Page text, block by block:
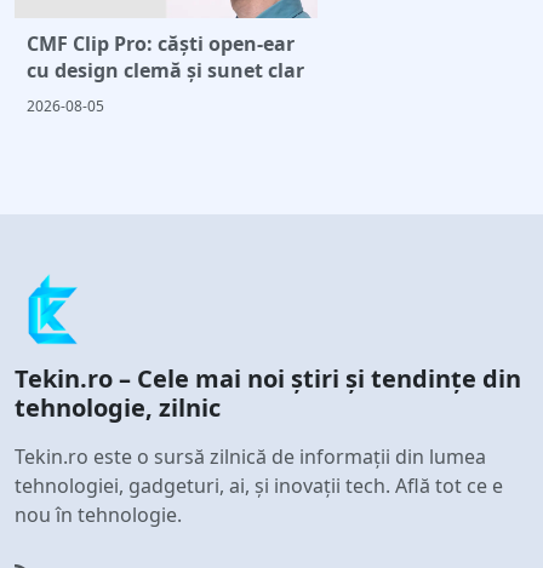
CMF Clip Pro: căști open-ear
cu design clemă și sunet clar
2026-08-05
Tekin.ro – Cele mai noi știri și tendințe din
tehnologie, zilnic
Tekin.ro este o sursă zilnică de informații din lumea
tehnologiei, gadgeturi, ai, și inovații tech. Află tot ce e
nou în tehnologie.